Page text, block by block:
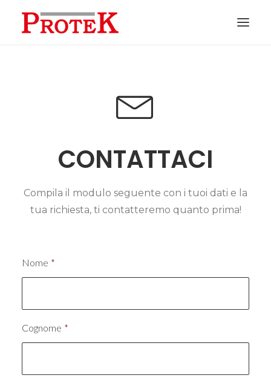
CONTATTI
ASSISTENZA
CONTATTACI
Compila il modulo seguente con i tuoi dati e la
tua richiesta, ti contatteremo quanto prima!
Nome *
Cognome *